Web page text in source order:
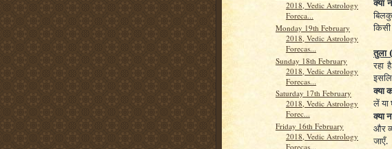
2018, Vedic Astrology
Foreca...
Monday 19th February
2018, Vedic Astrology
Forecas...
Sunday 18th February
2018, Vedic Astrology
Forecas...
Saturday 17th February
2018, Vedic Astrology
Forec...
Friday 16th February
2018, Vedic Astrology
Forecas...
क्या
किसी
तुला
रहा
क्या
लें या
क्या
और
जाएँ.